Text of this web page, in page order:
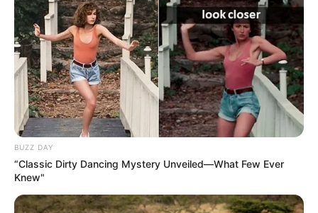
BUZZ DAY
“Classic Dirty Dancing Mystery Unveiled—What Few Ever
Knew"